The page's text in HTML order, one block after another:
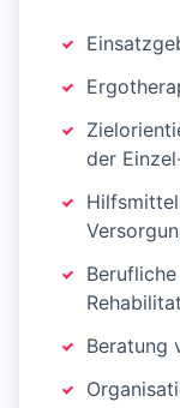
der
Beratung